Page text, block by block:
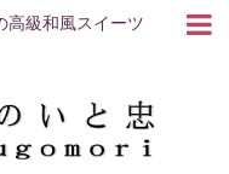
高級和風スイーツ